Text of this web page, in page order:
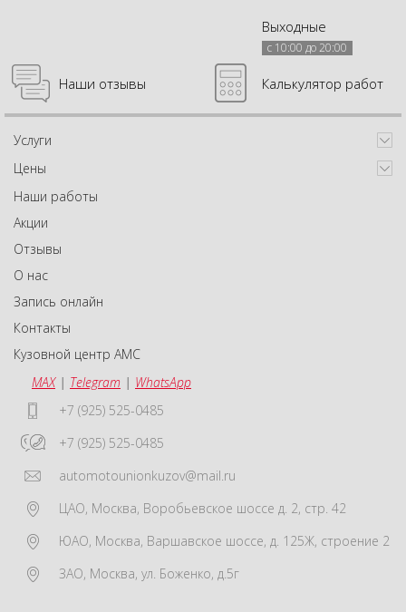
Выходные
с 10:00 до 20:00
Наши отзывы Калькулятор работ
Услуги
Цены
Наши работы
Акции
Отзывы
О нас
Запись онлайн
Контакты
Кузовной центр АМС
MAX| Telegram | WhatsApp
+7 (925) 525-0485
+7 (925) 525-0485
automotounionkuzov@mail.ru
ЦАО, Москва, Воробьевское шоссе д. 2, стр. 42
ЮАО, Москва, Варшавское шоссе, д. 125Ж, строение 2
ЗАО, Москва, ул. Боженко, д.5г